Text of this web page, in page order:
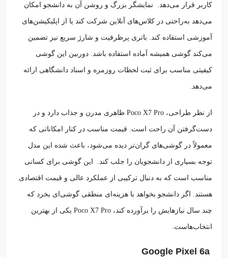
کاربر قرار می‌دهد. نمایشگر بزرگ و روشن آن به دانشجو امکان
می‌دهد به‌راحتی در کلاس‌های آنلاین شرکت کند یا از اپلیکیشن‌های
آموزشی استفاده کند. باتری پرظرفیت و شارژ سریع نیز تضمین
می‌کند گوشی همیشه آماده استفاده باشد. دوربین این گوشی
کیفیتی مناسب برای ثبت لحظات روزمره و اسناد دانشگاهی ارائه
می‌دهد.
از نظر طراحی، Poco X7 Pro ظاهری مدرن و جذاب دارد و در
دست‌گرفتن آن راحت است. قیمت مناسب در کنار امکاناتی که
معمولاً در گوشی‌های گران‌تر دیده می‌شود، باعث شده این مدل
توجه بسیاری از دانشجویان را جلب کند. این گوشی برای کسانی
مناسب است که به دنبال ترکیبی از عملکرد عالی و قیمت اقتصادی
هستند. اگر دانشجو بخواهد با هزینه‌ای منطقی گوشی‌ای بخرد که
چند سال نیازهایش را برآورده کند، Poco X7 Pro یکی از بهترین
انتخاب‌هاست.